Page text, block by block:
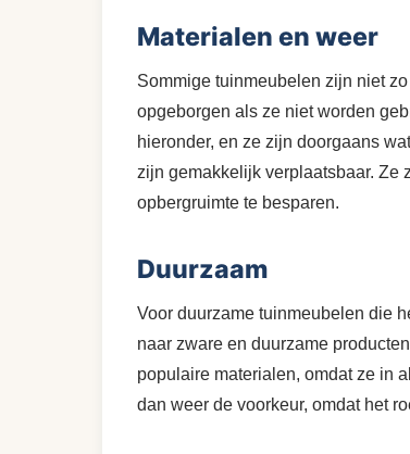
Materialen en weer
Sommige tuinmeubelen zijn niet
opgeborgen als ze niet worden
hieronder, en ze zijn doorgaans
zijn gemakkelijk verplaatsbaar. Ze
opbergruimte te besparen.
Duurzaam
Voor duurzame tuinmeubelen die
naar zware en duurzame
populaire materialen, omdat ze in
dan weer de voorkeur, omdat het